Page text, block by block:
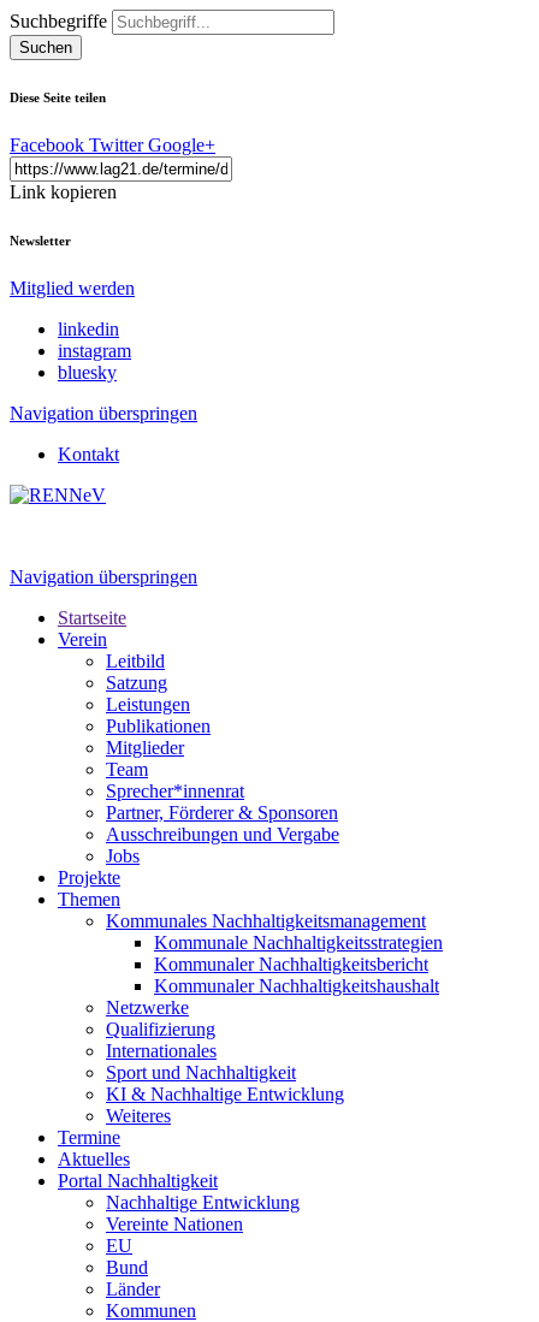
Suchbegriffe
Suchen
Diese Seite teilen
Facebook Twitter Google+
Link kopieren
Newsletter
Mitglied werden
linkedin
instagram
bluesky
Navigation überspringen
Kontakt
Navigation überspringen
Startseite
Verein
Leitbild
Satzung
Leistungen
Publikationen
Mitglieder
Team
Sprecher*innenrat
Partner, Förderer & Sponsoren
Ausschreibungen und Vergabe
Jobs
Projekte
Themen
Kommunales Nachhaltigkeitsmanagement
Kommunale Nachhaltigkeitsstrategien
Kommunaler Nachhaltigkeitsbericht
Kommunaler Nachhaltigkeitshaushalt
Netzwerke
Qualifizierung
Internationales
Sport und Nachhaltigkeit
KI & Nachhaltige Entwicklung
Weiteres
Termine
Aktuelles
Portal Nachhaltigkeit
Nachhaltige Entwicklung
Vereinte Nationen
EU
Bund
Länder
Kommunen